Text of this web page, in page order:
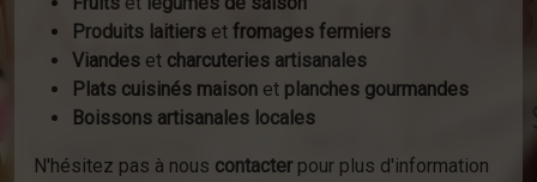
Produits laitiers et fromages fermiers
Viandes et charcuteries artisanales
Plats cuisinés maison et planches gourmandes
Boissons artisanales locales
N'hésitez pas à nous contacterpour plus d'information